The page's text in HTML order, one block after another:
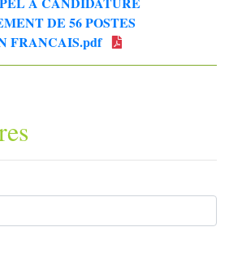
DE 56 POSTES
FRANCAIS.pdf